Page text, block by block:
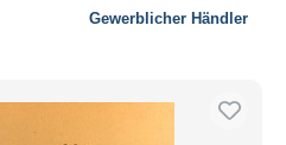
Gewerblicher Händler